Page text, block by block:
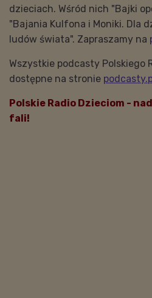
dzieciach. Wśród nich "Bajki
"Bajania Kulfona i Moniki. Dla
ludów świata". Zapraszamy na
Wszystkie podcasty Polskiego
dostępne na stronie
Polskie Radio Dzieciom -
fali!